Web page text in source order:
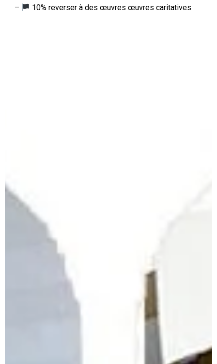
–
10% reverser à des œuvres œuvres caritatives